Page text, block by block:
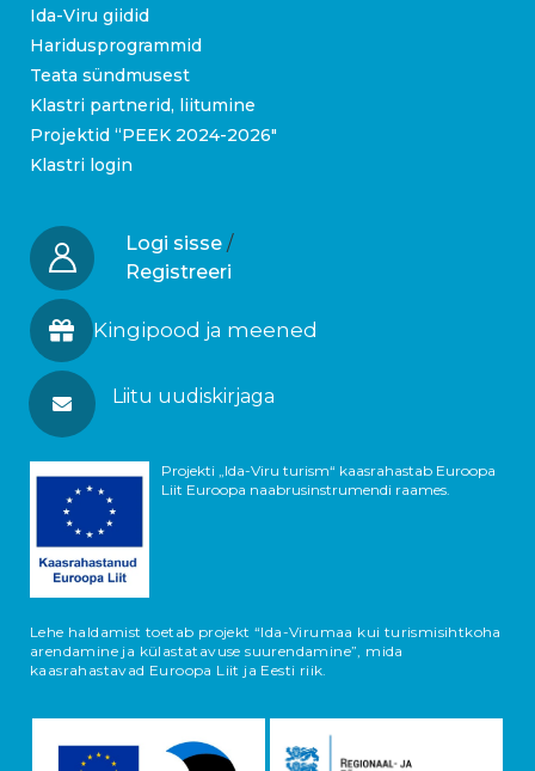
Ida-Viru giidid
Haridusprogrammid
Teata sündmusest
Klastri partnerid, liitumine
Projektid “PEEK 2024-2026″
Klastri login
Logi sisse /
Registreeri
Kingipood ja meened
Liitu uudiskirjaga
Projekti „Ida-Viru turism“ kaasrahastab Euroopa
Liit Euroopa naabrusinstrumendi raames.
Lehe haldamist toetab projekt “Ida-Virumaa kui turismisihtkoha
arendamine ja külastatavuse suurendamine”, mida
kaasrahastavad Euroopa Liit ja Eesti riik.